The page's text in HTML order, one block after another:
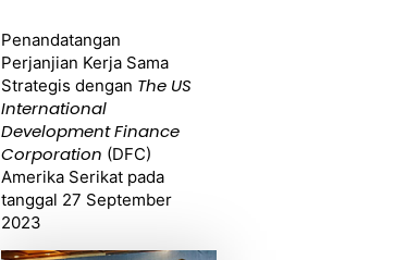
Penandatangan
Perjanjian Kerja Sama
Strategis dengan The US
International
Development Finance
Corporation (DFC)
Amerika Serikat pada
tanggal 27 September
2023